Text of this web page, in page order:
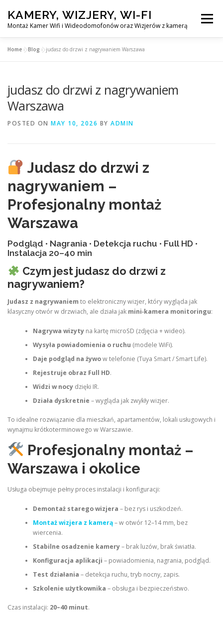
content
KAMERY, WIZJERY, WI-FI
Montaż Kamer Wifi i Wideodomofonów oraz Wizjerów z kamerą
Menu
MONTAŻ WIDEDOMOFONÓW
KONTAKT
Home »Blog »judasz do drzwi z nagrywaniem Warszawa
judasz do drzwi z nagrywaniem
Warszawa
POSTED ON MAY 10, 2026 BY ADMIN
Judasz do drzwi z
nagrywaniem –
Profesjonalny montaż
Warszawa
Podgląd • Nagrania • Detekcja ruchu • Full HD •
Instalacja 20–40 min
Czym jest judasz do drzwi z
nagrywaniem?
Judasz z nagrywaniem to elektroniczny wizjer, który wygląda jak
klasyczny otwór w drzwiach, ale działa jak mini‑kamera monitoringu:
Nagrywa wizytyna kartę microSD (zdjęcia + wideo).
Wysyła powiadomienia o ruchu (modele WiFi).
Daje podgląd na żywow telefonie (Tuya Smart / Smart Life).
Rejestruje obraz Full HD.
Widzi w nocydzięki IR.
Działa dyskretnie – wygląda jak zwykły wizjer.
To idealne rozwiązanie dla mieszkań, apartamentów, lokali usługowych i
wynajmu krótkoterminowego w Warszawie.
Profesjonalny montaż –
Warszawa i okolice
Usługa obejmuje pełny proces instalacji i konfiguracji:
Demontaż starego wizjera – bez rys i uszkodzeń.
Montaż wizjera z kamerą– w otwór 12–14 mm, bez
wiercenia.
Stabilne osadzenie kamery– brak luzów, brak światła.
Konfiguracja aplikacji – powiadomienia, nagrania, podgląd.
Test działania – detekcja ruchu, tryb nocny, zapis.
Szkolenie użytkownika – obsługa i bezpieczeństwo.
Czas instalacji: 20–40 minut.